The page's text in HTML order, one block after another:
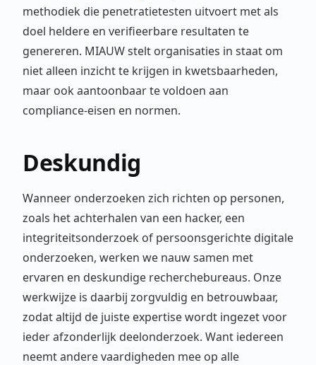
methodiek die penetratietesten uitvoert met als
doel heldere en verifieerbare resultaten te
genereren. MIAUW stelt organisaties in staat om
niet alleen inzicht te krijgen in kwetsbaarheden,
maar ook aantoonbaar te voldoen aan
compliance-eisen en normen.
Deskundig
Wanneer onderzoeken zich richten op personen,
zoals het achterhalen van een hacker, een
integriteitsonderzoek of persoonsgerichte digitale
onderzoeken, werken we nauw samen met
ervaren en deskundige recherchebureaus. Onze
werkwijze is daarbij zorgvuldig en betrouwbaar,
zodat altijd de juiste expertise wordt ingezet voor
ieder afzonderlijk deelonderzoek. Want iedereen
neemt andere vaardigheden mee op alle